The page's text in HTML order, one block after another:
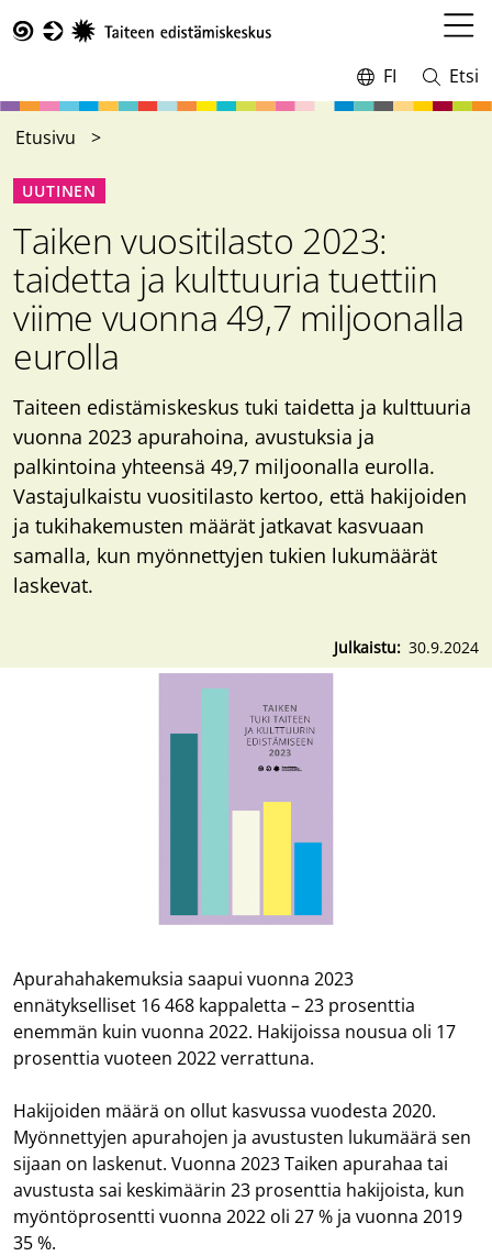
pääsisältöön
valikko
Vaihda
kieltä,
FI
Avaa
ja
Etsi
Etusivu
UUTINEN
Taiken vuositilasto 2023:
taidetta ja kulttuuria tuettiin
viime vuonna 49,7 miljoonalla
eurolla
Taiteen edistämiskeskus tuki taidetta ja kulttuuria
vuonna 2023 apurahoina, avustuksia ja
palkintoina yhteensä 49,7 miljoonalla eurolla.
Vastajulkaistu vuositilasto kertoo, että hakijoiden
ja tukihakemusten määrät jatkavat kasvuaan
samalla, kun myönnettyjen tukien lukumäärät
laskevat.
Julkaistu 30.9.2024
Apurahahakemuksia saapui vuonna 2023
ennätykselliset 16 468 kappaletta – 23 prosenttia
enemmän kuin vuonna 2022. Hakijoissa nousua oli 17
prosenttia vuoteen 2022 verrattuna.
Hakijoiden määrä on ollut kasvussa vuodesta 2020.
Myönnettyjen apurahojen ja avustusten lukumäärä sen
sijaan on laskenut. Vuonna 2023 Taiken apurahaa tai
avustusta sai keskimäärin 23 prosenttia hakijoista, kun
myöntöprosentti vuonna 2022 oli 27 % ja vuonna 2019
35 %.